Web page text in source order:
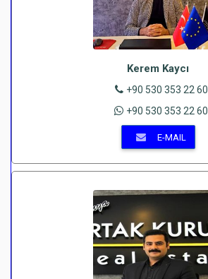
Kerem Kaycı
+90 530 353 22 60
+90 530 353 22 60
E-MAIL